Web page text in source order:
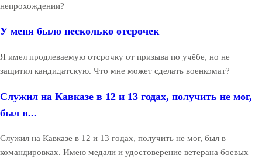
непрохождении?
У меня было несколько отсрочек
Я имел продлеваемую отсрочку от призыва по учёбе, но не
защитил кандидатскую. Что мне может сделать военкомат?
Служил на Кавказе в 12 и 13 годах, получить не мог,
был в...
Служил на Кавказе в 12 и 13 годах, получить не мог, был в
командировках. Имею медали и удостоверение ветерана боевых